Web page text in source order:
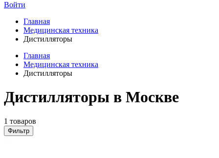
Войти
Главная
Медицинская техника
Дистилляторы
Главная
Медицинская техника
Дистилляторы
Дистилляторы в Москве
1 товаров
Фильтр